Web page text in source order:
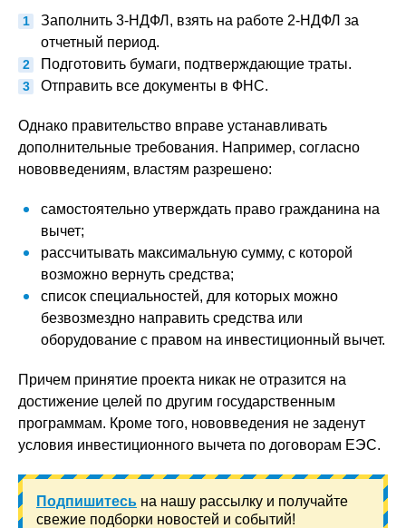
Заполнить 3-НДФЛ, взять на работе 2-НДФЛ за
отчетный период.
Подготовить бумаги, подтверждающие траты.
Отправить все документы в ФНС.
Однако правительство вправе устанавливать
дополнительные требования. Например, согласно
нововведениям, властям разрешено:
самостоятельно утверждать право гражданина на
вычет;
рассчитывать максимальную сумму, с которой
возможно вернуть средства;
список специальностей, для которых можно
безвозмездно направить средства или
оборудование с правом на инвестиционный вычет.
Причем принятие проекта никак не отразится на
достижение целей по другим государственным
программам. Кроме того, нововведения не заденут
условия инвестиционного вычета по договорам ЕЭС.
Подпишитесь на нашу рассылку и получайте
свежие подборки новостей и событий!